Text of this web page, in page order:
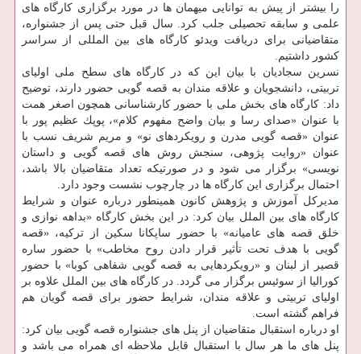
را بیشتر از پیش به توانایی میهمان ها در مورد برگزاری كارگاه های
علمی و سابقه تحصیلی جلب كرد. سال قبل حتی پس از جشنواره،
متقاضیانی برای دریافت ویدئو كارگاه های بین المللی از سراسر
كشور داشتیم.
نسرین سجادیان با بیان این كه در كارگاه های سطح ملی اولیای
تربیتی، دانشجویان و علاقه مندان به قصه گویی حضور دارند، توضیح
داد: كارگاه های بخش ملی با حضور كارشناسانی همچون اصغر همت
با عنوان «صدای رسا و بیان واضح مفهوم كلام»، پوپك عظیم پور با
عنوان «قصه گویی مدرن و رویكردهای نو» و مریم شریف نسب با
عنوان «روایت پژوهی، سنجش روش های قصه گویی و داستان
نویسی» برگزار می شود و در صورتیكه تعداد متقاضیان بالا باشد،
احتمال برگزاری این كارگاه ها در چارچوب نشست وجود دارد.
مدیركل آموزش و پژوهش كانون همینطور درباره عنوان و شرایط
كارگاه های بین الملل بیان كرد: در این بخش كارگاه «بداهه نوازی و
خلق قصه های عامیانه» با حضور ساپكانا سكین از تركیه، «قصه
گویی با هدف تحت تأثیر قرار دادن روح مخاطب» با حضور ساره
قصیر از لبنان و «رویكردهایی به قصه گویی شفاهی كوبا» با حضور
كورالیا از سوئیس برگزار می گردد. در كارگاه های بین الملل علاوه بر
اولیای تربیتی و علاقه مندان، شرایط حضور برای قصه گویان هم
فراهم گشته است.
او درباره استقبال متقاضیان از پنل های جشنواره قصه گویی بیان كرد:
پنل های ما هر سال با استقبال قابل ملاحظه ای همراه می باشد و